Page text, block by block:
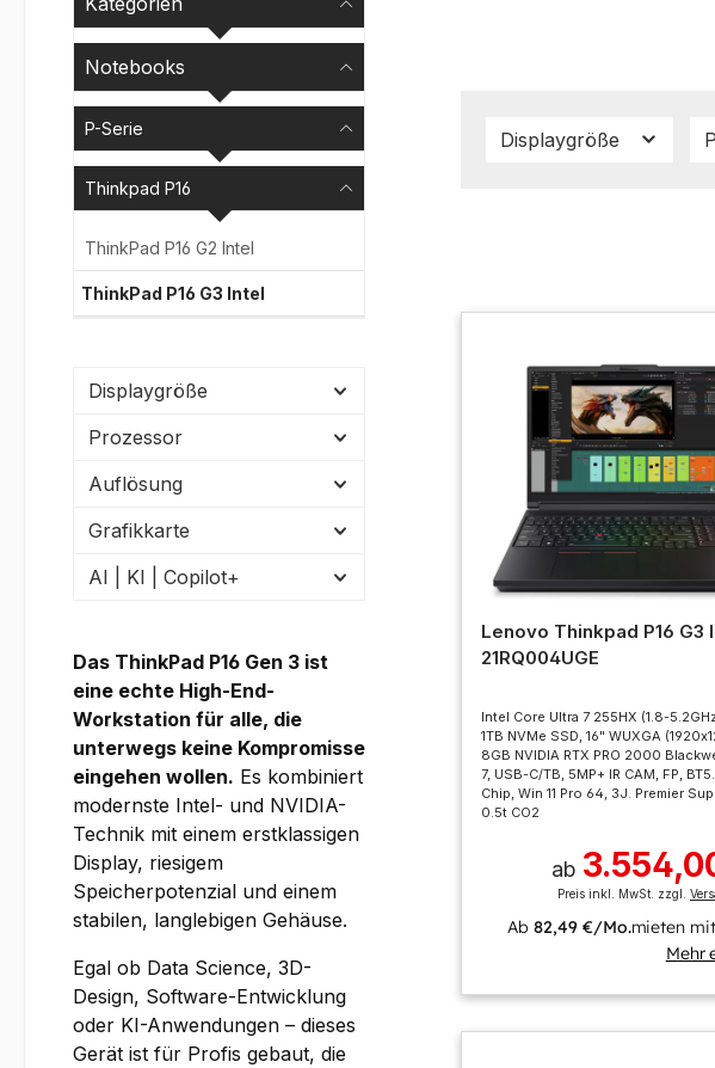
Notebooks
P-Serie
Thinkpad P16
ThinkPad P16 G2 Intel
ThinkPad P16 G3 Intel
Displaygröße
Prozessor
Auflösung
Grafikkarte
AI | KI | Copilot+
Das ThinkPad P16 Gen 3 ist
eine echte High-End-
Workstation für alle, die
unterwegs keine Kompromisse
eingehen wollen. Es kombiniert
modernste Intel- und NVIDIA-
Technik mit einem erstklassigen
Display, riesigem
Speicherpotenzial und einem
stabilen, langlebigen Gehäuse.
Egal ob Data Science, 3D-
Design, Software-Entwicklung
oder KI-Anwendungen – dieses
Gerät ist für Profis gebaut, die
Displaygröße
Lenovo Thinkpad P16 G3
21RQ004UGE
Intel Core Ultra 7 255HX (1.8-
1TB NVMe SSD, 16" WUXGA
8GB NVIDIA RTX PRO 2000
7, USB-C/TB, 5MP+ IR CAM, FP,
Chip, Win 11 Pro 64, 3J. Premier
0.5t CO2
ab
Preis inkl. MwSt. zzgl.
Ab82,49 €/Mo.mieten mit
Mehr